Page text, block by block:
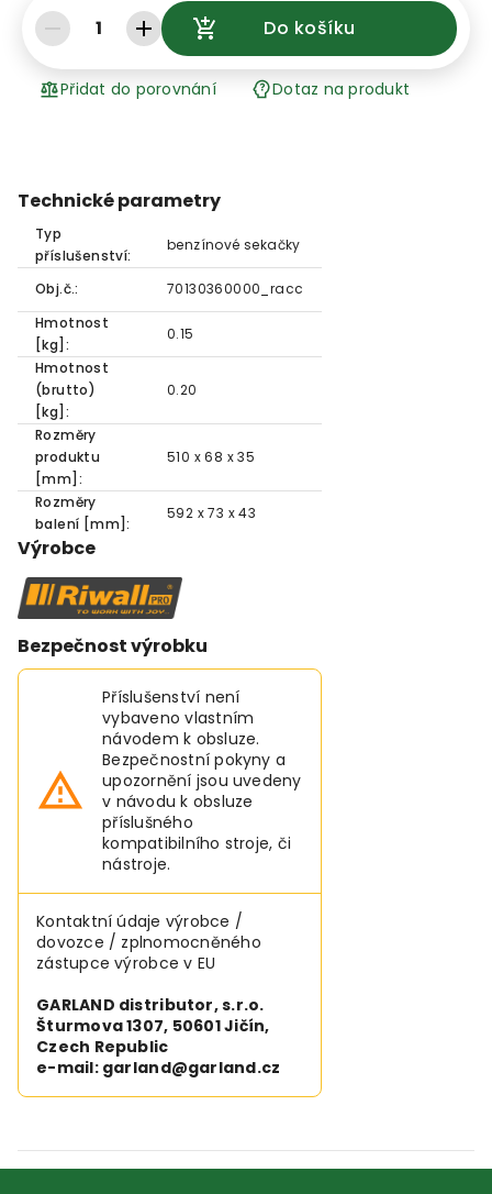
1 Do košíku
Přidat do porovnání Dotaz na produkt
Technické parametry
Typ
příslušenství:
benzínové sekačky
Obj.č.:
70130360000_racc
Hmotnost
[kg]:
0.15
Hmotnost
(brutto)
[kg]:
0.20
Rozměry
produktu
[mm]:
510 x 68 x 35
Rozměry
balení [mm]:
592 x 73 x 43
Výrobce
Bezpečnost výrobku
Příslušenství není
vybaveno vlastním
návodem k obsluze.
Bezpečnostní pokyny a
upozornění jsou uvedeny
v návodu k obsluze
příslušného
kompatibilního stroje, či
nástroje.
Kontaktní údaje výrobce /
dovozce / zplnomocněného
zástupce výrobce v EU
GARLAND distributor, s.r.o.
Šturmova 1307, 50601 Jičín,
Czech Republic
e-mail: garland@garland.cz